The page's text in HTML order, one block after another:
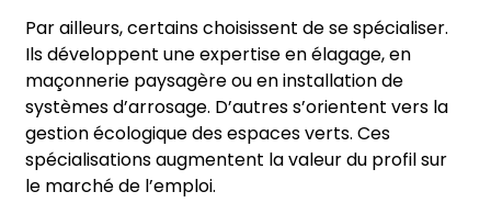
Par ailleurs, certains choisissent de se spécialiser.
Ils développent une expertise en élagage, en
maçonnerie paysagère ou en installation de
systèmes d’arrosage. D’autres s’orientent vers la
gestion écologique des espaces verts. Ces
spécialisations augmentent la valeur du profil sur
le marché de l’emploi.